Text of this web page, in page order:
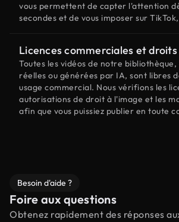
vous permettent de capter l'attention
secondes et de vous imposer sur
Licences commerciales et
Toutes les vidéos de notre bibliothèque,
réelles ou générées par IA, sont libres
usage commercial. Nous vérifions les
autorisations de droit à l'image et les
afin que vous puissiez publier en toute
Besoin d'aide ?
Foire aux questions
Obtenez rapidement des réponses